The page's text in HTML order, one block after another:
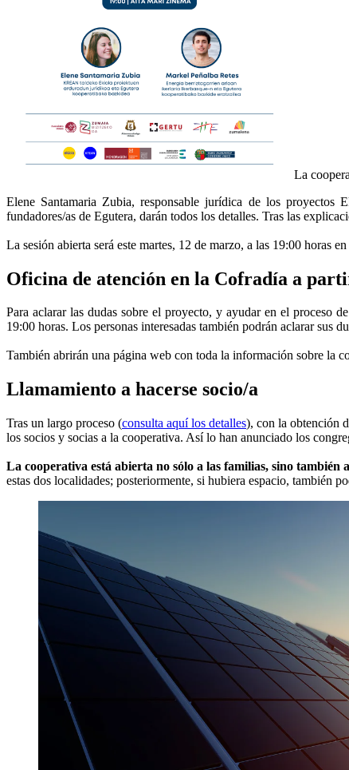
La
Elene Santamaria Zubia, responsable jurídica de los proyectos
fundadores/as de Egutera, darán todos los detalles. Tras las
La sesión abierta será este martes, 12 de marzo, a las 19:00 horas
Oficina de atención en la Cofradía a
Para aclarar las dudas sobre el proyecto, y ayudar en el proceso
19:00 horas. Los personas interesadas también podrán aclarar sus
También abrirán una página web con toda la información sobre la
Llamamiento a hacerse socio/a
Tras un largo proceso (consulta aquí los detalles), con la obtención
los socios y socias a la cooperativa. Así lo han anunciado los
La cooperativa está abierta no sólo a las familias, sino también
estas dos localidades; posteriormente, si hubiera espacio, también